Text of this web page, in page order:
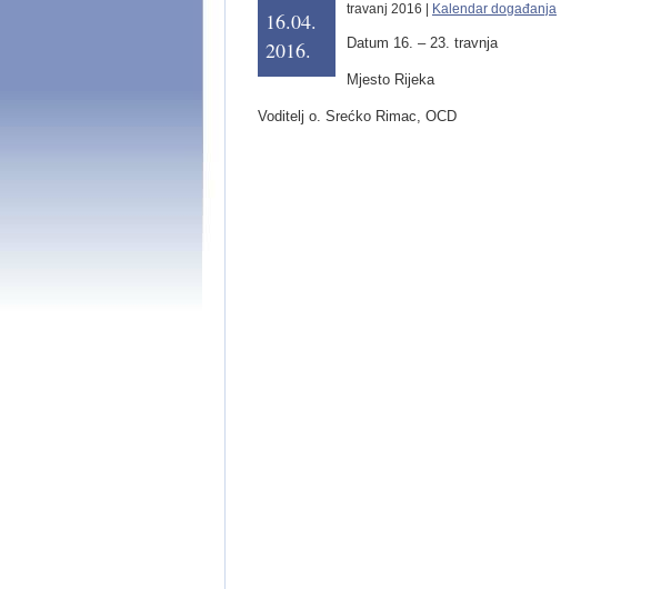
16.04.
2016.
travanj 2016 | Kalendar događanja
Datum 16. – 23. travnja
Mjesto Rijeka
Voditelj o. Srećko Rimac, OCD